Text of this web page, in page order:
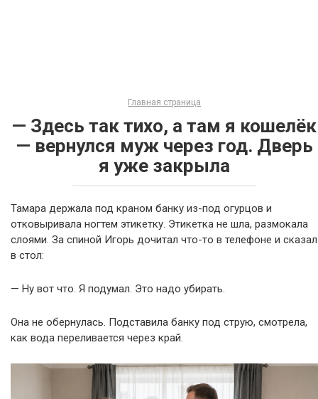
Главная страница
— Здесь так тихо, а там я кошелёк
— вернулся муж через год. Дверь
я уже закрыла
Тамара держала под краном банку из-под огурцов и
отковыривала ногтем этикетку. Этикетка не шла, размокала
слоями. За спиной Игорь дочитал что-то в телефоне и сказал
в стол:
— Ну вот что. Я подумал. Это надо убирать.
Она не обернулась. Подставила банку под струю, смотрела,
как вода переливается через край.